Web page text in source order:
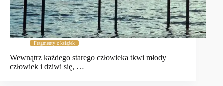
Fragmenty z książek
Wewnątrz każdego starego człowieka tkwi młody
człowiek i dziwi się, …